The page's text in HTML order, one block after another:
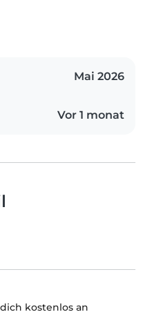
Mai 2026
Vor 1 monat
kostenlos an